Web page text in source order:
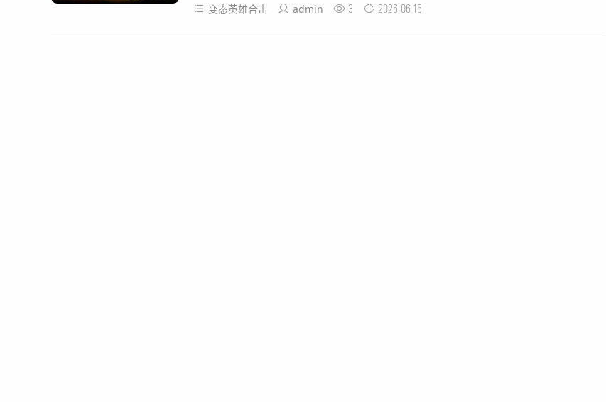
变态英雄合击
admin 3 2026-06-15